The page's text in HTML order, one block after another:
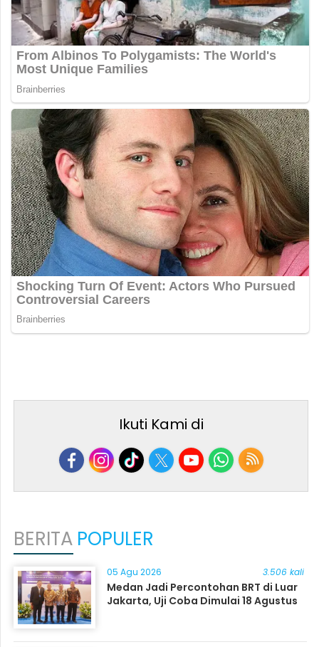
Ikuti Kami di
BERITA POPULER
05 Agu 2026 3.506 kali
Medan Jadi Percontohan BRT di Luar
Jakarta, Uji Coba Dimulai 18 Agustus